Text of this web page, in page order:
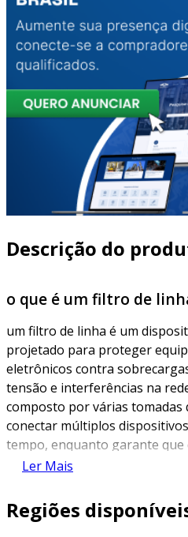
Descrição do
o que é um filtro de
um filtro de linha é um
projetado para proteger
eletrônicos contra
tensão e interferências na
composto por várias tomadas
conectar múltiplos
tempo, enquanto garante que
conexões esteja protegida.
possuem dispositivos
computadores, televisores e
Ler Mais
Regiões